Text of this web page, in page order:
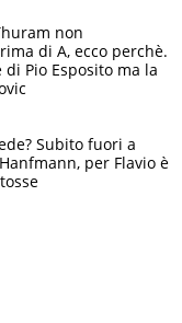
non
di A, ecco perchè.
Pio Esposito ma la
Subito fuori a
per Flavio è